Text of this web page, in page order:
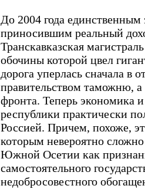
До 2004 года
приносившим реальный
Транскавказская
обочины которой цвел
дорога уперлась сначала в
правительством таможню,
фронта. Теперь экономика
республики практически
Россией. Причем, похоже,
которым невероятно
Южной Осетии как
самостоятельного
недобросовестного